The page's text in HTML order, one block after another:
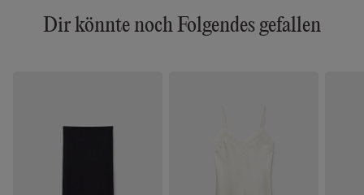
Dir könnte noch Folgendes gefallen